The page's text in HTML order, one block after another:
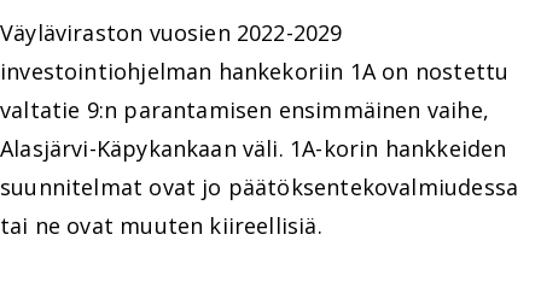
Väyläviraston vuosien 2022-2029
investointiohjelman hankekoriin 1A on nostettu
valtatie 9:n parantamisen ensimmäinen vaihe,
Alasjärvi-Käpykankaan väli. 1A-korin hankkeiden
suunnitelmat ovat jo päätöksentekovalmiudessa
tai ne ovat muuten kiireellisiä.